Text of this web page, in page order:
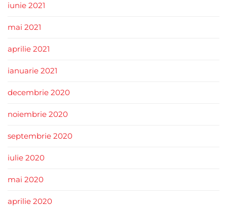
iunie 2021
mai 2021
aprilie 2021
ianuarie 2021
decembrie 2020
noiembrie 2020
septembrie 2020
iulie 2020
mai 2020
aprilie 2020